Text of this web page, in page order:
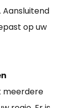
Aansluitend
op uw
meerdere